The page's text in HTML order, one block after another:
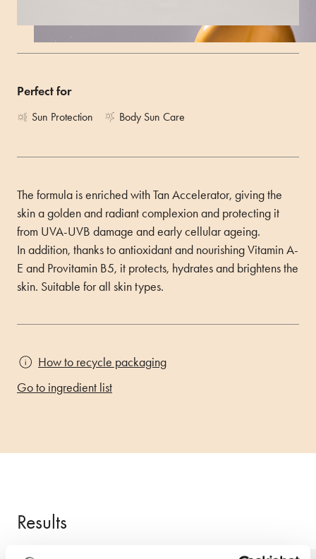
Perfect for
Sun Protection Body Sun Care
The formula is enriched with Tan Accelerator, giving the
skin a golden and radiant complexion and protecting it
from UVA-UVB damage and early cellular ageing.
In addition, thanks to antioxidant and nourishing Vitamin A-
E and Provitamin B5, it protects, hydrates and brightens the
skin. Suitable for all skin types.
How to recycle packaging
Go to ingredient list
Results